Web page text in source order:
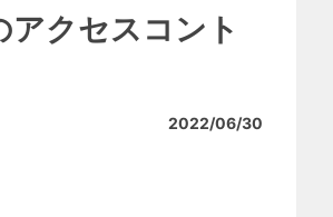
クセスコント
2022/06/30